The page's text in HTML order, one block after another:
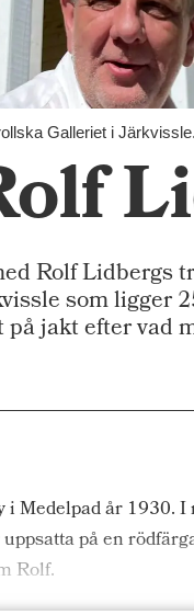
Galleriet i Järkvissle.
Rolf Lidbergs
som ligger
jakt efter vad
Medelpad år 1930.
på en
Rolf.